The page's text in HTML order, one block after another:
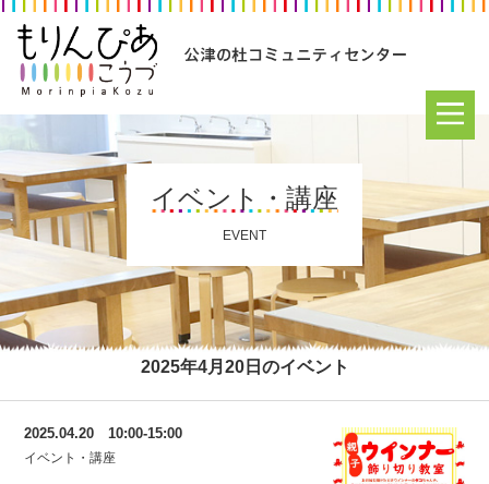
イベント・講座
EVENT
2025年4月20日のイベント
2025.04.20 10:00-15:00
イベント・講座